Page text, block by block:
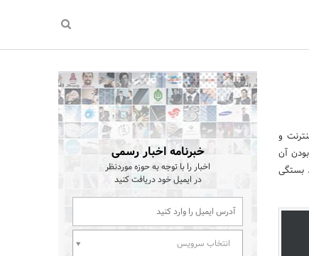
و
آن
بستگی
خبرنامه اخبار رسمی
اخبار را با توجه به حوزه موردنظر
در ایمیل خود دریافت کنید
انتخاب سرویس